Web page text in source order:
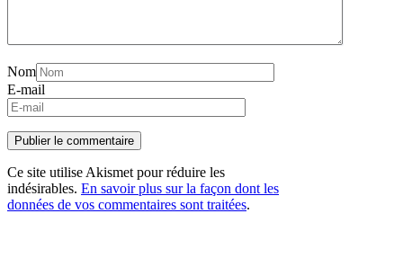
Nom
E-mail
Ce site utilise Akismet pour réduire les
indésirables. En savoir plus sur la façon dont les
données de vos commentaires sont traitées.